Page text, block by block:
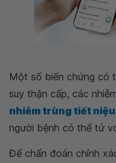
Một số biến chứng có
suy thận cấp, các
nhiễm trùng tiết niệu
người bệnh có thể tử
Để chẩn đoán chính